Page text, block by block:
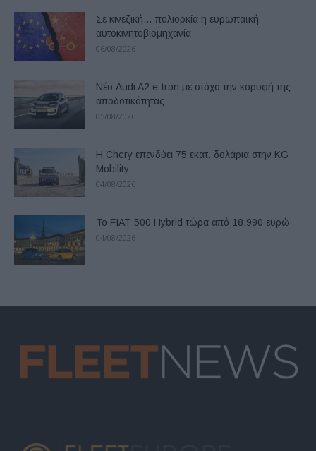
Σε κινεζική… πολιορκία η ευρωπαϊκή
αυτοκινητοβιομηχανία
06/08/2026
Νέο Audi A2 e-tron με στόχο την κορυφή της
αποδοτικότητας
05/08/2026
Η Chery επενδύει 75 εκατ. δολάρια στην KG
Mobility
04/08/2026
Το FIAT 500 Hybrid τώρα από 18.990 ευρώ
04/08/2026